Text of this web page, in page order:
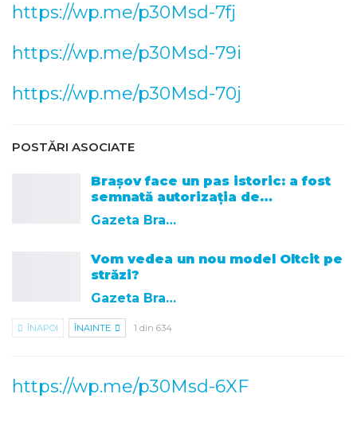
https://wp.me/p30Msd-7fj
https://wp.me/p30Msd-79i
https://wp.me/p30Msd-70j
POSTĂRI ASOCIATE
Brașov face un pas istoric: a fost
semnată autorizația de…
Gazeta Brasovului
Vom vedea un nou model Oltcit pe
străzi?
Gazeta Brasovului
ÎNAPOI ÎNAINTE 1 din 634
https://wp.me/p30Msd-6XF